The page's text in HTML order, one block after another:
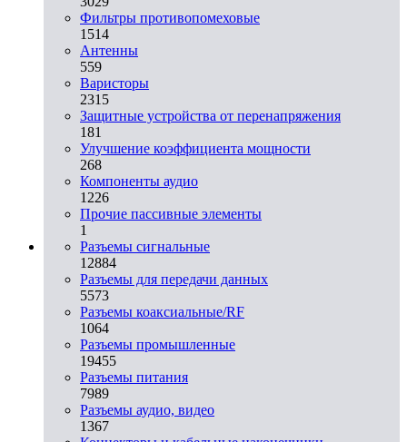
Фильтры противопомеховые
1514
Антенны
559
Варисторы
2315
Защитные устройства от перенапряжения
181
Улучшение коэффициента мощности
268
Компоненты аудио
1226
Прочие пассивные элементы
1
Разъeмы сигнальные
12884
Разъeмы для передачи данных
5573
Разъeмы коаксиальные/RF
1064
Разъeмы промышленные
19455
Разъeмы питания
7989
Разъeмы аудио, видео
1367